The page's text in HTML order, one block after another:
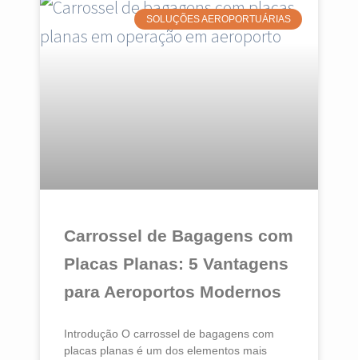
SOLUÇÕES AEROPORTUÁRIAS
Carrossel de Bagagens com
Placas Planas: 5 Vantagens
para Aeroportos Modernos
Introdução O carrossel de bagagens com
placas planas é um dos elementos mais